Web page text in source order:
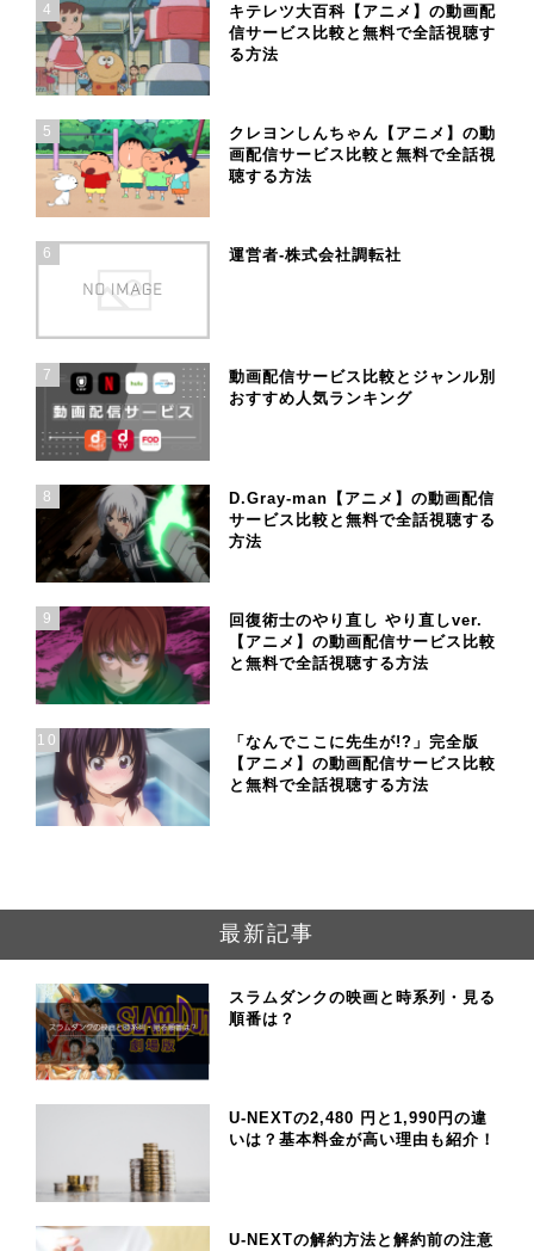
4
キテレツ大百科【アニメ】の動画配
信サービス比較と無料で全話視聴す
る方法
5
クレヨンしんちゃん【アニメ】の動
画配信サービス比較と無料で全話視
聴する方法
6 運営者-株式会社調転社
7
動画配信サービス比較とジャンル別
おすすめ人気ランキング
8
D.Gray-man【アニメ】の動画配信
サービス比較と無料で全話視聴する
方法
9
回復術士のやり直し やり直しver.
【アニメ】の動画配信サービス比較
と無料で全話視聴する方法
10
「なんでここに先生が!?」完全版
【アニメ】の動画配信サービス比較
と無料で全話視聴する方法
最新記事
スラムダンクの映画と時系列・見る
順番は？
U-NEXTの2,480 円と1,990円の違
いは？基本料金が高い理由も紹介！
U-NEXTの解約方法と解約前の注意